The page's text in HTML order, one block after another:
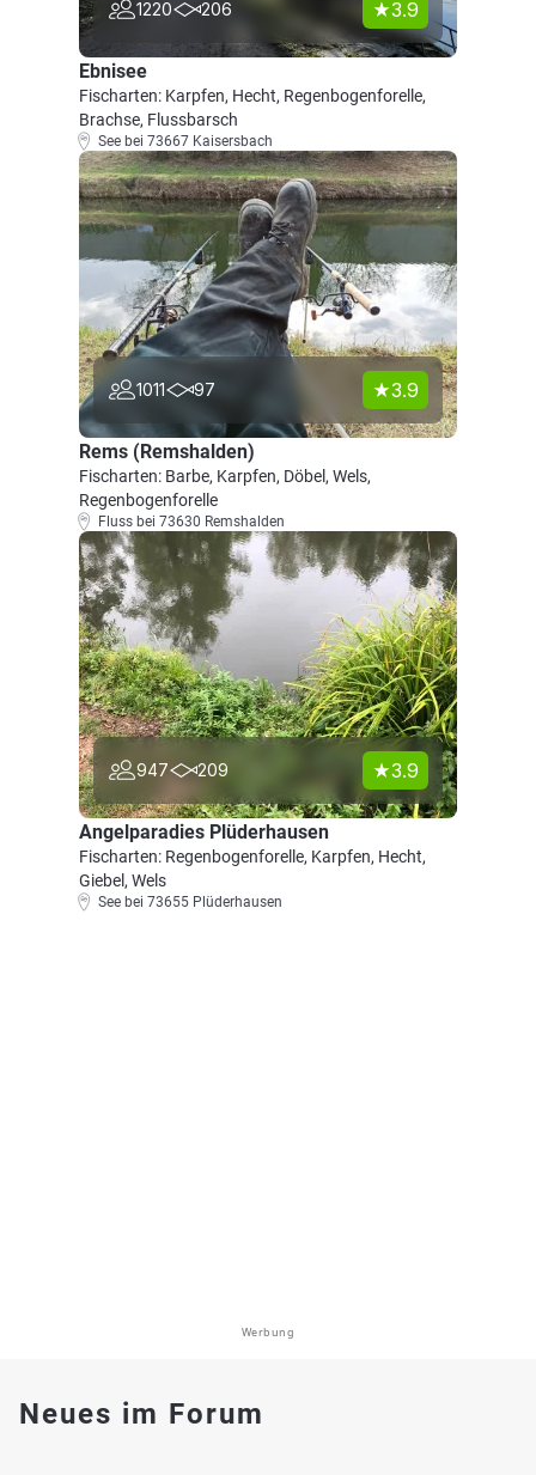
1220 206 3.9
Ebnisee
Fischarten: Karpfen, Hecht, Regenbogenforelle,
Brachse, Flussbarsch
See bei 73667 Kaisersbach
1011 97 3.9
Rems (Remshalden)
Fischarten: Barbe, Karpfen, Döbel, Wels,
Regenbogenforelle
Fluss bei 73630 Remshalden
947 209 3.9
Angelparadies Plüderhausen
Fischarten: Regenbogenforelle, Karpfen, Hecht,
Giebel, Wels
See bei 73655 Plüderhausen
Werbung
Neues im Forum